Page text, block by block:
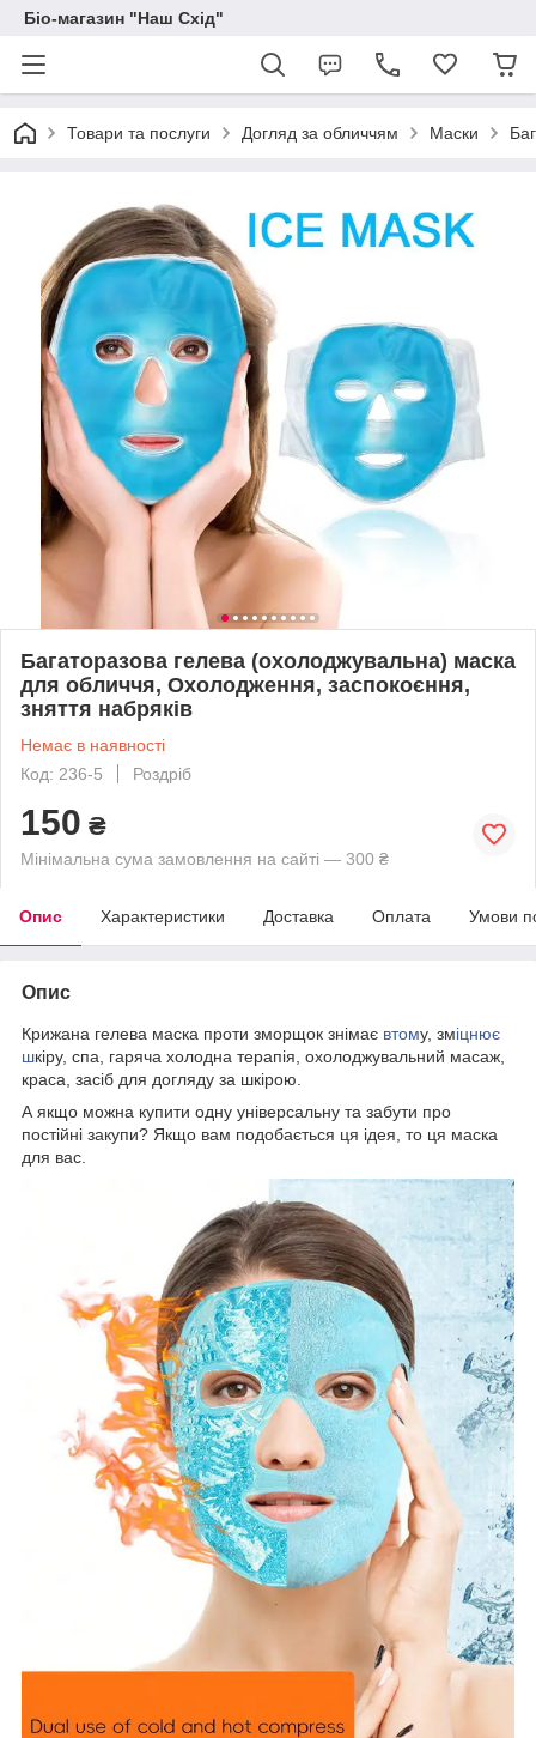
Біо-магазин "Наш Схід"
Товари та послуги Догляд за обличчям Маски
Багаторазова гелева (охолоджувальна) маска
для обличчя, Охолодження, заспокоєння,
зняття набряків
Немає в наявності
Код: 236-5
Роздріб
150 ₴
Мінімальна сума замовлення на сайті — 300 ₴
Опис Характеристики Доставка Оплата Умови
Опис
Крижана гелева маска проти зморщок знімає втому, зміцнює
шкіру, спа, гаряча холодна терапія, охолоджувальний масаж,
краса, засіб для догляду за шкірою.
А якщо можна купити одну універсальну та забути про
постійні закупи? Якщо вам подобається ця ідея, то ця маска
для вас.